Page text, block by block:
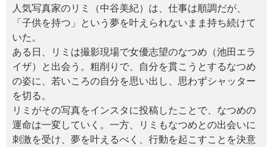
人気写真家のリミ（中谷美紀）は、仕事は順調だが、
「子供を持つ」という夢を叶えられないまま持ち続けて
いた。
ある日、リミは撮影現場で女優志望のなつめ（池田エラ
イザ）と出会う。粗削りで、自分を貫こうとするなつめ
の姿に、若いころの自分を思い出し、思わずシャッター
を切る。
リミがその写真をインスタに投稿したことで、なつめの
運命は一変していく。一方、リミもなつめとの出会いに
刺激を受け、夢を叶えるべく、行動を起こすことを決意